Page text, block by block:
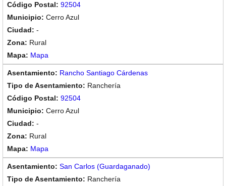
92504
Cerro Azul
-
Rural
Mapa
Rancho Santiago Cárdenas
Ranchería
92504
Cerro Azul
-
Rural
Mapa
San Carlos (Guardaganado)
Ranchería